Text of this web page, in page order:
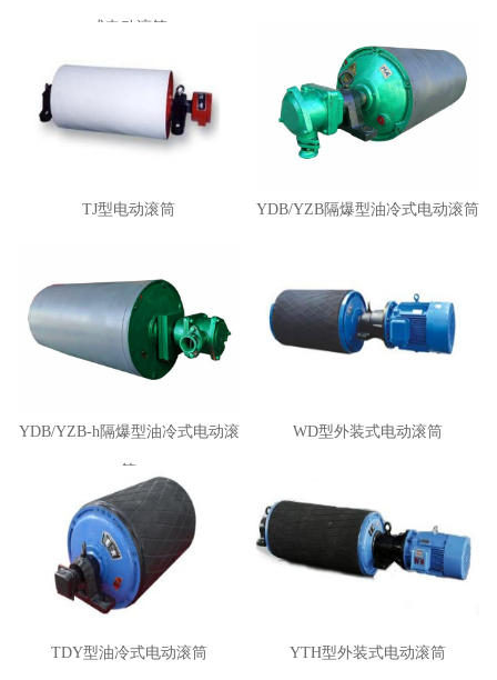
式电动滚筒
TJ型电动滚筒 YDB/YZB隔爆型油冷式电动滚筒
YDB/YZB-h隔爆型油冷式电动滚
筒
WD型外装式电动滚筒
TDY型油冷式电动滚筒 YTH型外装式电动滚筒